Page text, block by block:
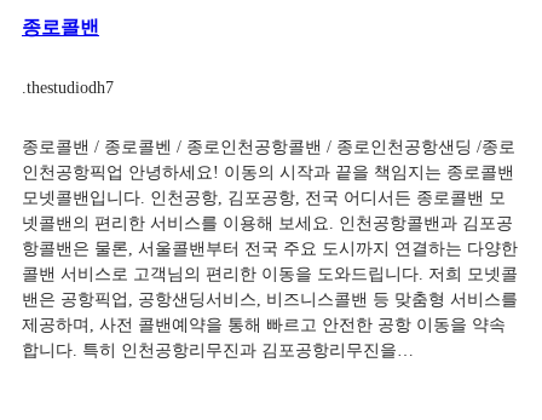
종로콜밴
thestudiodh7
종로콜밴 / 종로콜벤 / 종로인천공항콜밴 / 종로인천공항샌딩 /종로
인천공항픽업 안녕하세요! 이동의 시작과 끝을 책임지는 종로콜밴
모넷콜밴입니다. 인천공항, 김포공항, 전국 어디서든 종로콜밴 모
넷콜밴의 편리한 서비스를 이용해 보세요. 인천공항콜밴과 김포공
항콜밴은 물론, 서울콜밴부터 전국 주요 도시까지 연결하는 다양한
콜밴 서비스로 고객님의 편리한 이동을 도와드립니다. 저희 모넷콜
밴은 공항픽업, 공항샌딩서비스, 비즈니스콜밴 등 맞춤형 서비스를
제공하며, 사전 콜밴예약을 통해 빠르고 안전한 공항 이동을 약속
합니다. 특히 인천공항리무진과 김포공항리무진을…